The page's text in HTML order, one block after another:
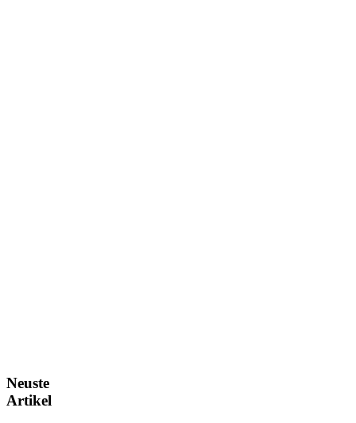
Neuste
Artikel